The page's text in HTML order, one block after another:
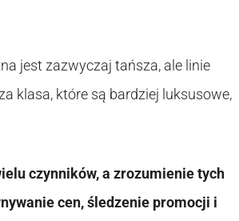
jest zazwyczaj tańsza, ale linie
klasa, które są bardziej luksusowe,
czynników, a zrozumienie tych
cen, śledzenie promocji i